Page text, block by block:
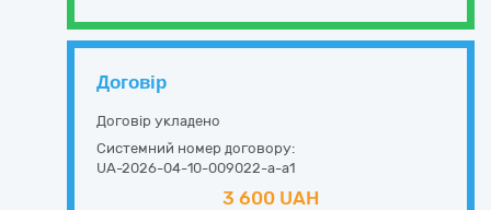
Договір
Договір укладено
Системний номер договору:
UA-2026-04-10-009022-a-a1
3 600 UAH